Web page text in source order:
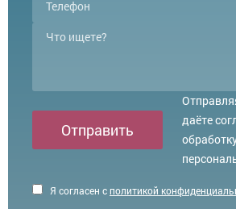
Я согласен сполитикой
Отправить
даёте